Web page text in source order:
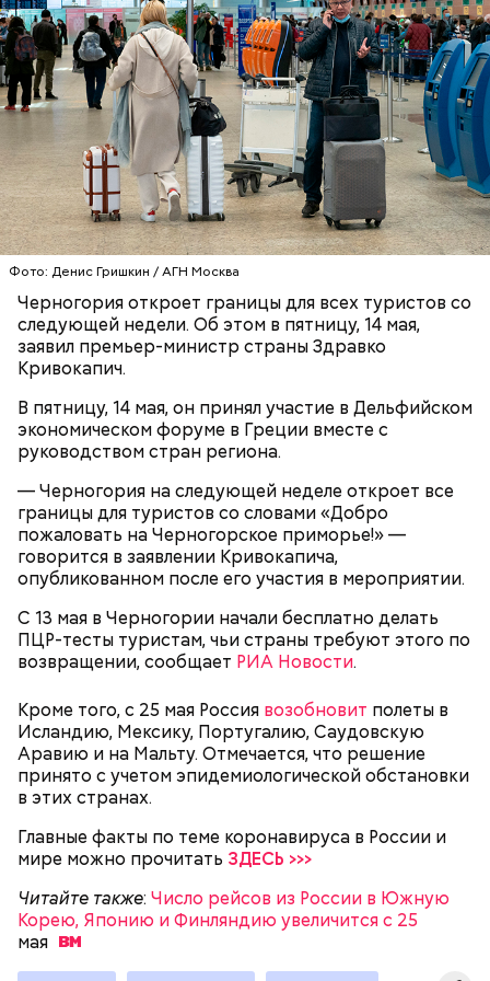
Фото: Денис Гришкин / АГН Москва
Черногория откроет границы для всех туристов со
следующей недели. Об этом в пятницу, 14 мая,
заявил премьер-министр страны Здравко
Кривокапич.
В пятницу, 14 мая, он принял участие в Дельфийском
экономическом форуме в Греции вместе с
руководством стран региона.
— Черногория на следующей неделе откроет все
границы для туристов со словами «Добро
пожаловать на Черногорское приморье!» —
говорится в заявлении Кривокапича,
опубликованном после его участия в мероприятии.
С 13 мая в Черногории начали бесплатно делать
ПЦР-тесты туристам, чьи страны требуют этого по
возвращении, сообщает РИА Новости.
Кроме того, с 25 мая Россия возобновит полеты в
Исландию, Мексику, Португалию, Саудовскую
Аравию и на Мальту. Отмечается, что решение
принято с учетом эпидемиологической обстановки
в этих странах.
Главные факты по теме коронавируса в России и
мире можно прочитать ЗДЕСЬ >>>
Читайте также: Число рейсов из России в Южную
Корею, Японию и Финляндию увеличится с 25
мая
нужно застыть на месте и не двигаться;
нельзя ни в коем случае махать руками;
не стоит пытаться «поймать» молнию или
потрогать, особенно металлическими
— Может пробить заряд на человека. Нужно вести
себя очень осторожно, будто увидели дикого
зверя, затаиться, — добавил академик.
— Первые двое суток мы постоянно были на ногах.
Каждые два часа ездили делать замеры радиации.
Время от выезда до выезда — на отдых. Работа и
есть работа. Ее надо выполнять, — говорит он.
После получения предельно допустимой дозы
радиации Макеева вывели из 30-километровой
зоны отчуждения, где он до 3 мая проверял на
уровень радиационной зараженности
автотранспорт.
Одним из запоминающихся событий того периода
для Макеева стал футбольный матч между
киевским «Динамо» и мадридским «Атлетико»,
который состоялся 3 мая в Киеве. Полк Макеева жил
в палатках в лесу около Варовичей, в 12 километрах
от Припяти. А солдатам очень хотелось увидеть
трансляцию матча. Макеев поехал к секретарю
партийной организации колхоза и попросил
одолжить телевизор.
Множество людей совершают паломнические
поездки, чтобы поклониться мощам Святителя
Николая, которые находятся в Италии. 19 декабря
отмечается Никола Зимний, а 22 мая Никола вешний
или летний. Этот день установлен в память об
обретении его мощей.
Молитва Николаю чудотворцу
О, всесвятый Николае, угодниче преизрядный
Господень, теплый наш заступниче, и везде в
скорбех скорый помощниче!